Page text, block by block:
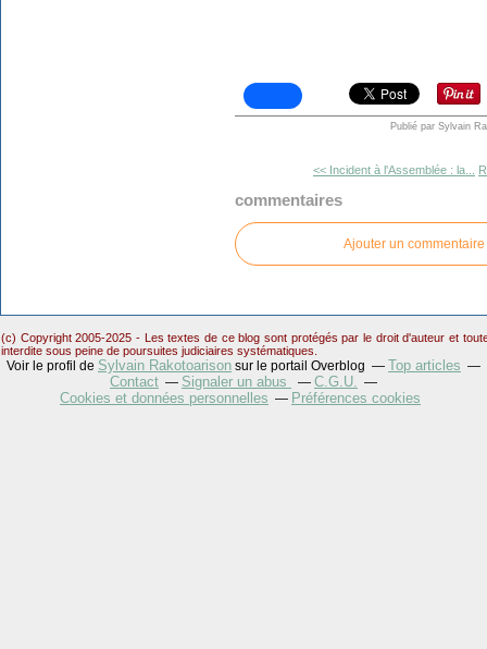
Publié par Sylvain
<< Incident à l'Assemblée : la...
commentaires
Ajouter un commentaire
(c) Copyright 2005-2025 - Les textes de ce blog sont protégés par le droit d'auteur et
interdite sous peine de poursuites judiciaires systématiques.
Voir le profil de Sylvain Rakotoarison sur le portail Overblog
Top articles
Contact
Signaler un abus
C.G.U.
Cookies et données personnelles
Préférences cookies